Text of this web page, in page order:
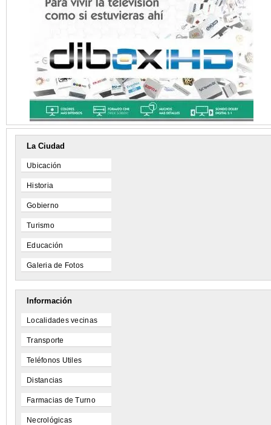
La Ciudad
Ubicación
Historia
Gobierno
Turismo
Educación
Galeria de Fotos
Información
Localidades vecinas
Transporte
Teléfonos Utiles
Distancias
Farmacias de Turno
Necrológicas